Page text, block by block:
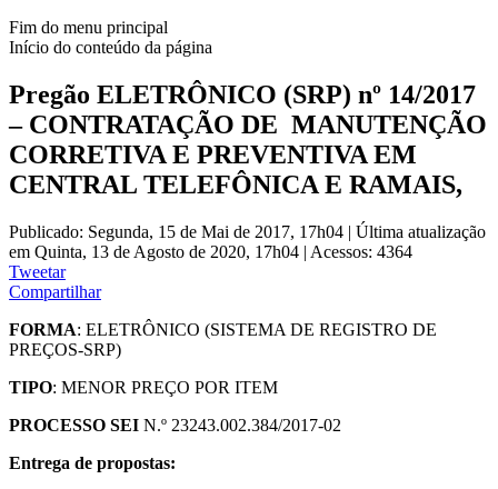
Fim do menu principal
Início do conteúdo da página
Pregão ELETRÔNICO (SRP) nº 14/2017
– CONTRATAÇÃO DE MANUTENÇÃO
CORRETIVA E PREVENTIVA EM
CENTRAL TELEFÔNICA E RAMAIS,
Publicado: Segunda, 15 de Mai de 2017, 17h04 | Última atualização
em Quinta, 13 de Agosto de 2020, 17h04 | Acessos: 4364
Tweetar
Compartilhar
FORMA: ELETRÔNICO (SISTEMA DE REGISTRO DE
PREÇOS-SRP)
TIPO: MENOR PREÇO POR ITEM
PROCESSO SEI N.º 23243.002.384/2017-02
Entrega de propostas: